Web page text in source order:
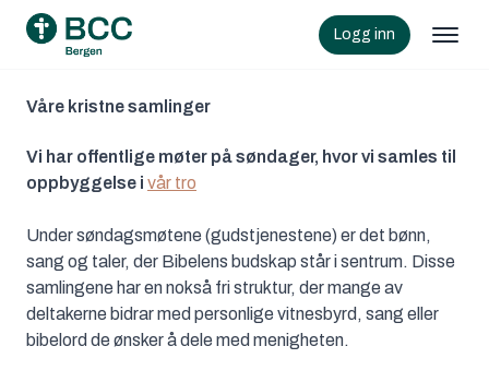
Logg inn
Våre kristne samlinger
Vi har offentlige møter på søndager, hvor vi samles til
oppbyggelse i vår tro
Under søndagsmøtene (gudstjenestene) er det bønn,
sang og taler, der Bibelens budskap står i sentrum. Disse
samlingene har en nokså fri struktur, der mange av
deltakerne bidrar med personlige vitnesbyrd, sang eller
bibelord de ønsker å dele med menigheten.